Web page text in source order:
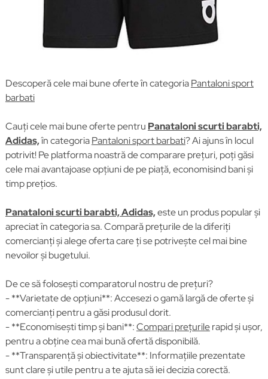
Descoperă cele mai bune oferte în categoriaPantaloni sport
barbati
Cauți cele mai bune oferte pentru Panataloni scurti barabti,
Adidas,în categoriaPantaloni sport barbati? Ai ajuns în locul
potrivit! Pe platforma noastră de comparare prețuri, poți găsi
cele mai avantajoase opțiuni de pe piață, economisind bani și
timp prețios.
Panataloni scurti barabti, Adidas,este un produs popular și
apreciat în categoria sa. Compară prețurile de la diferiți
comercianți și alege oferta care ți se potrivește cel mai bine
nevoilor și bugetului.
De ce să folosești comparatorul nostru de prețuri?
- **Varietate de opțiuni**: Accesezi o gamă largă de oferte și
comercianți pentru a găsi produsul dorit.
- **Economisești timp și bani**:Compari prețurilerapid și ușor,
pentru a obține cea mai bună ofertă disponibilă.
- **Transparență și obiectivitate**: Informațiile prezentate
sunt clare și utile pentru a te ajuta să iei decizia corectă.